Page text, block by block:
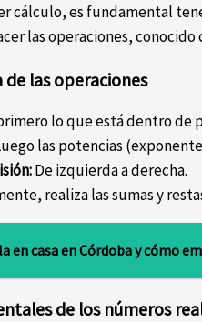
cálculo, es fundamental
las operaciones, conocido
las operaciones
lo que está dentro de
las potencias
De izquierda a derecha.
realiza las sumas y
en casa en Córdoba y cómo
de los números